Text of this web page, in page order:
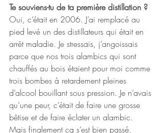
Te souviens-tu de ta première distillation ?
Oui, c’était en 2006. J’ai remplacé au
pied levé un des distillateurs qui était en
arrêt maladie. Je stressais, j’angoissais
parce que nos trois alambics qui sont
chauffés au bois étaient pour moi comme
trois bombes à retardement pleines
d’alcool bouillant sous pression. Je n’avais
qu’une peur, c’était de faire une grosse
bêtise et de faire éclater un alambic.
Mais finalement ça s’est bien passé,